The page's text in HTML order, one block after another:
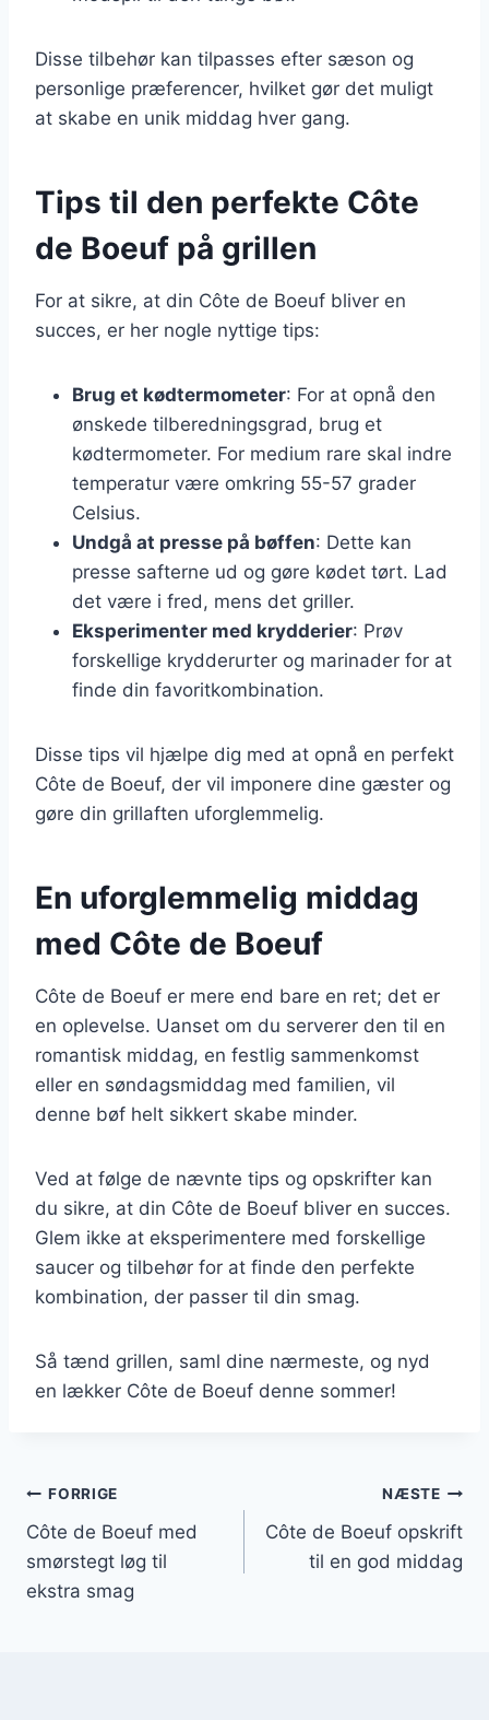
Disse tilbehør kan tilpasses efter sæson og
personlige præferencer, hvilket gør det muligt
at skabe en unik middag hver gang.
Tips til den perfekte Côte
de Boeuf på grillen
For at sikre, at din Côte de Boeuf bliver en
succes, er her nogle nyttige tips:
Brug et kødtermometer: For at opnå den
ønskede tilberedningsgrad, brug et
kødtermometer. For medium rare skal indre
temperatur være omkring 55-57 grader
Celsius.
Undgå at presse på bøffen: Dette kan
presse safterne ud og gøre kødet tørt. Lad
det være i fred, mens det griller.
Eksperimenter med krydderier: Prøv
forskellige krydderurter og marinader for at
finde din favoritkombination.
Disse tips vil hjælpe dig med at opnå en perfekt
Côte de Boeuf, der vil imponere dine gæster og
gøre din grillaften uforglemmelig.
En uforglemmelig middag
med Côte de Boeuf
Côte de Boeuf er mere end bare en ret; det er
en oplevelse. Uanset om du serverer den til en
romantisk middag, en festlig sammenkomst
eller en søndagsmiddag med familien, vil
denne bøf helt sikkert skabe minder.
Ved at følge de nævnte tips og opskrifter kan
du sikre, at din Côte de Boeuf bliver en succes.
Glem ikke at eksperimentere med forskellige
saucer og tilbehør for at finde den perfekte
kombination, der passer til din smag.
Så tænd grillen, saml dine nærmeste, og nyd
en lækker Côte de Boeuf denne sommer!
Indlægsnavigation
FORRIGE
Côte de Boeuf med
smørstegt løg til
ekstra smag
NÆSTE
Côte de Boeuf opskrift
til en god middag